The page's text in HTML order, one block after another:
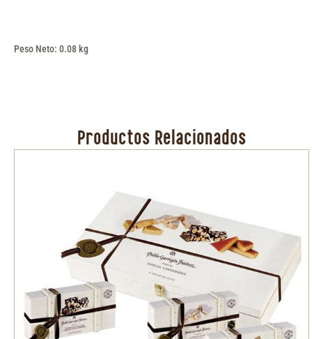
Peso Neto: 0.08 kg
Productos Relacionados